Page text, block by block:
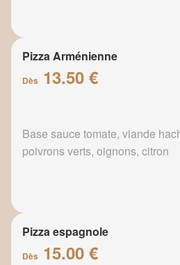
Pizza Arménienne
Dès 13.50 €
Base sauce tomate, viande
poivrons verts, oignons, citron
Pizza espagnole
Dès 15.00 €